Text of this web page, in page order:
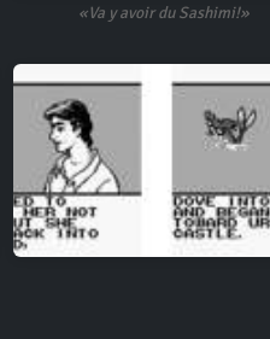
«Va y avoir du Sashimi!»